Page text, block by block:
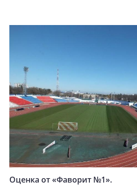
Оценка от «Фаворит №1».